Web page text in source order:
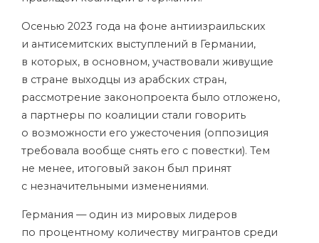
Осенью 2023 года на фоне антиизраильских
и антисемитских выступлений в Германии,
в которых, в основном, участвовали живущие
в стране выходцы из арабских стран,
рассмотрение законопроекта было отложено,
а партнеры по коалиции стали говорить
о возможности его ужесточения (оппозиция
требовала вообще снять его с повестки). Тем
не менее, итоговый закон был принят
с незначительными изменениями.
Германия — один из мировых лидеров
по процентному количеству мигрантов среди